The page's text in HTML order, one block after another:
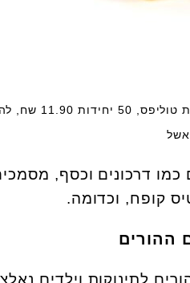
דרכונים וכסף,
קופח, וכדומה.
ההורים
לתינוקות וילדים